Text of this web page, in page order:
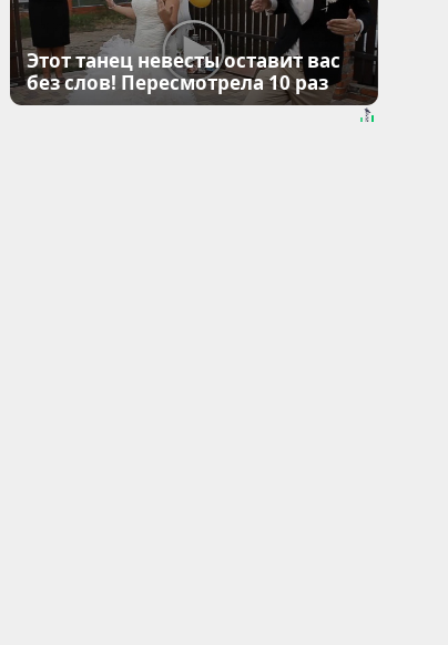
Этот танец невесты оставит вас
без слов! Пересмотрела 10 раз